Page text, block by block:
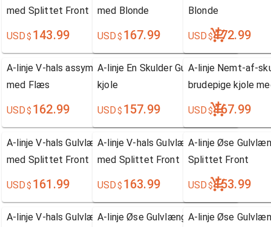
med Splittet Front
USD$ 143.99
med Blonde
USD$ 167.99
Blonde
USD$172.99
A-linje V-hals assymetrisk Chiffon brudepige kjole
med Flæs
USD$ 162.99
A-linje En Skulder Gulvlængde Chiffon
kjole
USD$ 157.99
A-linje Nemt-af-
brudepige kjole
USD$167.99
A-linje V-hals Gulvlængde Chiffon brudepige kjole
med Splittet Front
USD$ 161.99
A-linje V-hals Gulvlængde Chiffon
med Splittet Front
USD$ 163.99
A-linje Øse
Splittet Front
USD$153.99
A-linje V-hals Gulvlængde Chiffon brudepige kjole
A-linje Øse Gulvlængde Chiffon
A-linje Øse